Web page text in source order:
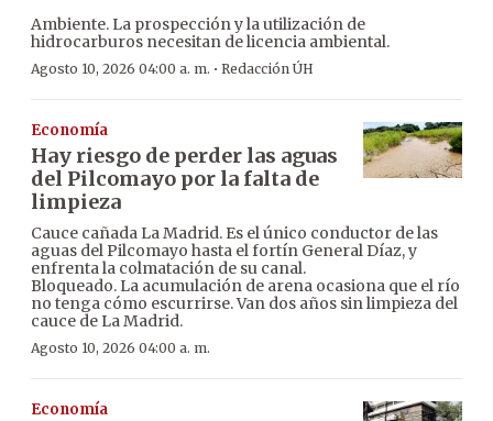
Ambiente. La prospección y la utilización de
hidrocarburos necesitan de licencia ambiental.
Agosto 10, 2026 04:00 a. m. · Redacción ÚH
Economía
Hay riesgo de perder las aguas
del Pilcomayo por la falta de
limpieza
Cauce cañada La Madrid. Es el único conductor de las
aguas del Pilcomayo hasta el fortín General Díaz, y
enfrenta la colmatación de su canal.
Bloqueado. La acumulación de arena ocasiona que el río
no tenga cómo escurrirse. Van dos años sin limpieza del
cauce de La Madrid.
Agosto 10, 2026 04:00 a. m.
Economía